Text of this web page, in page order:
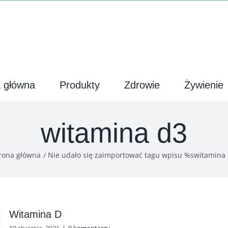
Produkty Zdrowie Żywienie
witamina d3
główna Nie udało się zaimportować tagu wpisu %switamina
Witamina D